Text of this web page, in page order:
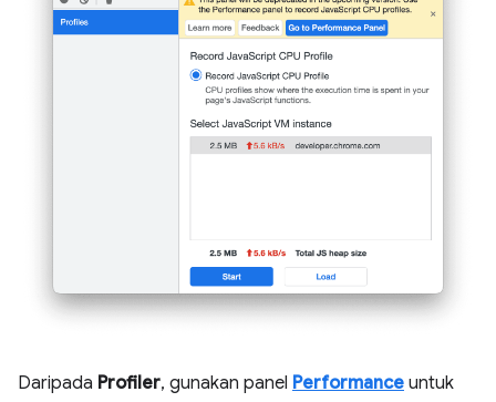
Daripada Profiler, gunakan panel Performance untuk